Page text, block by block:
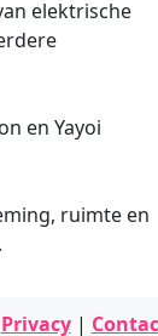
elektrische
en Yayoi
ruimte en
Privacy|